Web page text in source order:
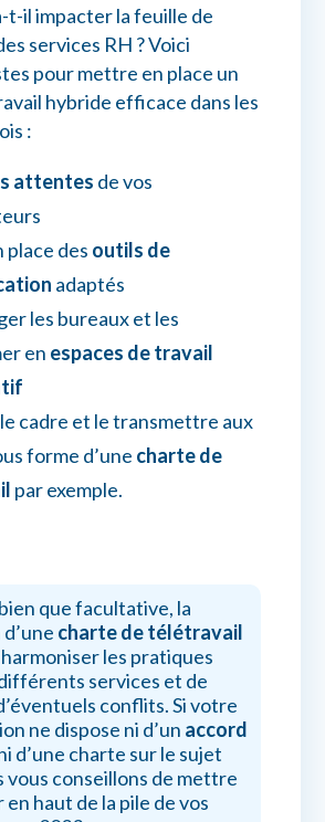
t-il impacter la feuille de
services RH ? Voici
pour mettre en place un
hybride efficace dans les
:
attentes de vos
des outils de
adaptés
les bureaux et les
en espaces de travail
cadre et le transmettre aux
forme d’une charte de
par exemple.
que facultative, la
charte de télétravail
les pratiques
services et de
conflits. Si votre
ne dispose ni d’un accord
d’une charte sur le sujet
vous conseillons de mettre
en haut de la pile de vos